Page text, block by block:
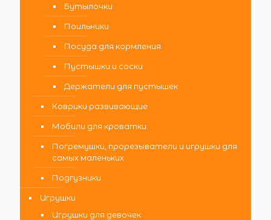
Бутылочки
Поильники
Посуда для кормления
Пустышки и соски
Держатели для пустышек
Коврики развивающие
Мобили для кроватки
Погремушки, прорезыватели и игрушки для
самых маленьких
Подгузники
Игрушки
Игрушки для девочек